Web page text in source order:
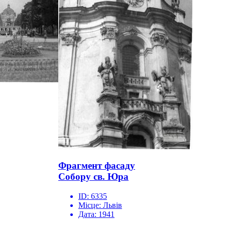
Фрагмент фасаду
Собору св. Юра
ID: 6335
Місце: Львів
Дата: 1941